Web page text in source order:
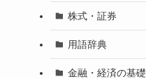
株式・証券
用語辞典
金融・経済の基礎